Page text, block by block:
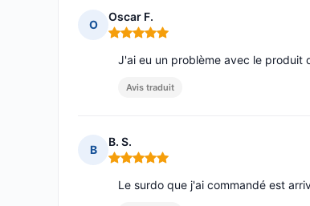
O
Oscar F.
Note : 5 sur 5
J'ai eu un problème avec le produit
Avis traduit
B
B. S.
Note : 5 sur 5
Le surdo que j'ai commandé est